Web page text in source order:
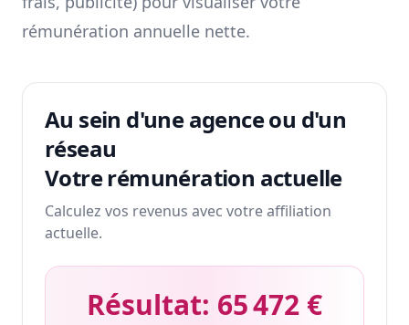
rémunération annuelle nette.
Au sein d'une agence ou d'un
réseau
Votre rémunération actuelle
Calculez vos revenus avec votre affiliation
actuelle.
Résultat: 65 472 €